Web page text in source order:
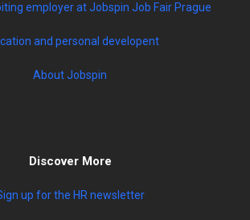
employer at Jobspin Job Fair Prague
and personal developent
About Jobspin
Discover More
up for the HR newsletter